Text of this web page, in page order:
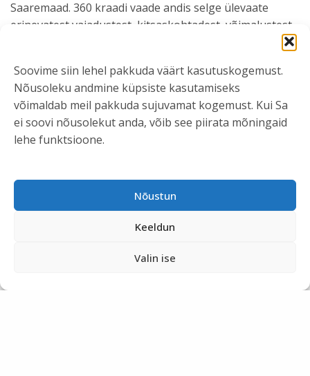
Soovime siin lehel pakkuda väärt kasutuskogemust.
Nõusoleku andmine küpsiste kasutamiseks
võimaldab meil pakkuda sujuvamat kogemust. Kui Sa
ei soovi nõusolekut anda, võib see piirata mõningaid
lehe funktsioone.
Nõustun
Keeldun
Valin ise
Saaremaad. 360 kraadi vaade andis selge ülevaate
erinevatest vajadustest, kitsaskohtadest, võimalustest.
Valmis teenuste kontseptsioon, mis võttis kõike seda